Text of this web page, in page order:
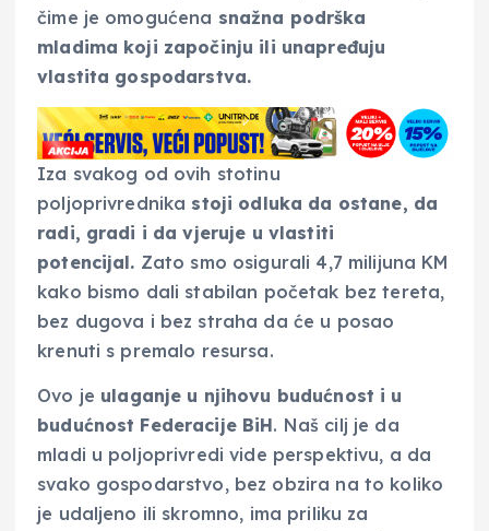
čime je omogućena snažna podrška
mladima koji započinju ili unapređuju
vlastita gospodarstva.
Iza svakog od ovih stotinu
poljoprivrednika stoji odluka da ostane, da
radi, gradi i da vjeruje u vlastiti
potencijal. Zato smo osigurali 4,7 milijuna KM
kako bismo dali stabilan početak bez tereta,
bez dugova i bez straha da će u posao
krenuti s premalo resursa.
Ovo je ulaganje u njihovu budućnost i u
budućnost Federacije BiH. Naš cilj je da
mladi u poljoprivredi vide perspektivu, a da
svako gospodarstvo, bez obzira na to koliko
je udaljeno ili skromno, ima priliku za